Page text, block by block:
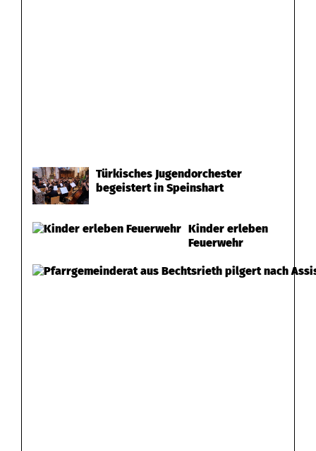
Türkisches Jugendorchester
begeistert in Speinshart
Kinder erleben
Feuerwehr